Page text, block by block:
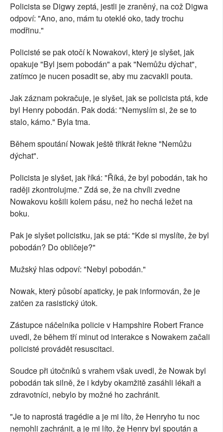
Policista se Digwy zeptá, jestli je zraněný, na což Digwa
odpoví: "Ano, ano, mám tu oteklé oko, tady trochu
modřinu."
Policisté se pak otočí k Nowakovi, který je slyšet, jak
opakuje "Byl jsem pobodán" a pak "Nemůžu dýchat",
zatímco je nucen posadit se, aby mu zacvakli pouta.
Jak záznam pokračuje, je slyšet, jak se policista ptá, kde
byl Henry pobodán. Pak dodá: "Nemyslím si, že se to
stalo, kámo." Byla tma.
Během spoutání Nowak ještě třikrát řekne "Nemůžu
dýchat".
Policista je slyšet, jak říká: "Říká, že byl pobodán, tak ho
raději zkontrolujme." Zdá se, že na chvíli zvedne
Nowakovu košili kolem pásu, než ho nechá ležet na
boku.
Pak je slyšet policistku, jak se ptá: "Kde si myslíte, že byl
pobodán? Do obličeje?"
Mužský hlas odpoví: "Nebyl pobodán."
Nowak, který působí apaticky, je pak informován, že je
zatčen za rasistický útok.
Zástupce náčelníka policie v Hampshire Robert France
uvedl, že během tří minut od interakce s Nowakem začali
policisté provádět resuscitaci.
Soudce při útočníků s vrahem však uvedl, že Nowak byl
pobodán tak silně, že i kdyby okamžitě zasáhli lékaři a
zdravotníci, nebylo by možné ho zachránit.
"Je to naprostá tragédie a je mi líto, že Henryho tu noc
nemohli zachránit, a je mi líto, že Henry byl spoután a